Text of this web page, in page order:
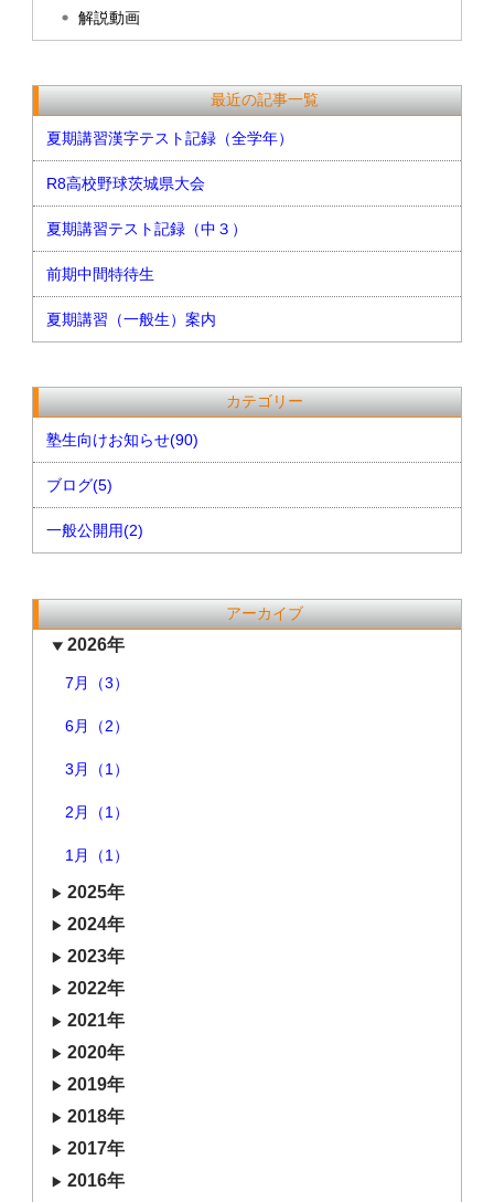
解説動画
最近の記事一覧
夏期講習漢字テスト記録（全学年）
R8高校野球茨城県大会
夏期講習テスト記録（中３）
前期中間特待生
夏期講習（一般生）案内
カテゴリー
塾生向けお知らせ(90)
ブログ(5)
一般公開用(2)
アーカイブ
2026年
7月（3）
6月（2）
3月（1）
2月（1）
1月（1）
2025年
2024年
2023年
2022年
2021年
2020年
2019年
2018年
2017年
2016年